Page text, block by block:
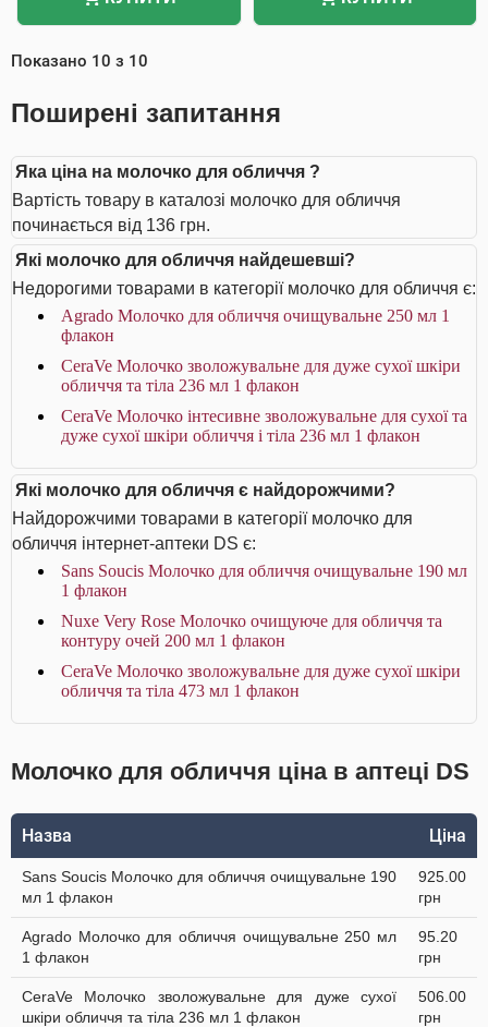
Показано 10 з 10
Поширені запитання
Яка ціна на молочко для обличчя ?
Вартість товару в каталозі молочко для обличчя
починається від 136 грн.
Які молочко для обличчя найдешевші?
Недорогими товарами в категорії молочко для обличчя є:
Agrado Молочко для обличчя очищувальне 250 мл 1
флакон
CeraVe Молочко зволожувальне для дуже сухої шкіри
обличчя та тіла 236 мл 1 флакон
CeraVe Молочко інтесивне зволожувальне для сухої та
дуже сухої шкіри обличчя і тіла 236 мл 1 флакон
Які молочко для обличчя є найдорожчими?
Найдорожчими товарами в категорії молочко для
обличчя інтернет-аптеки DS є:
Sans Soucis Молочко для обличчя очищувальне 190 мл
1 флакон
Nuxe Very Rose Молочко очищуюче для обличчя та
контуру очей 200 мл 1 флакон
CeraVe Молочко зволожувальне для дуже сухої шкіри
обличчя та тіла 473 мл 1 флакон
Молочко для обличчя ціна в аптеці DS
Назва Ціна
Sans Soucis Молочко для обличчя очищувальне 190
мл 1 флакон
925.00
грн
Agrado Молочко для обличчя очищувальне 250 мл
1 флакон
95.20
грн
CeraVe Молочко зволожувальне для дуже сухої
шкіри обличчя та тіла 236 мл 1 флакон
506.00
грн